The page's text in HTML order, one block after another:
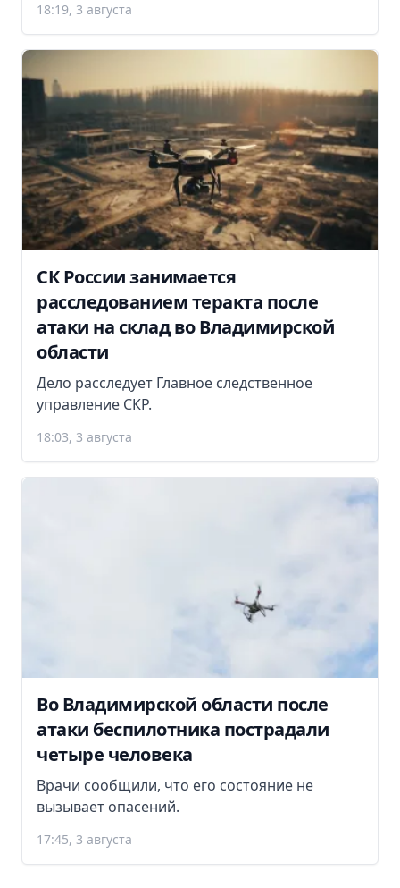
18:19, 3 августа
СК России занимается
расследованием теракта после
атаки на склад во Владимирской
области
Дело расследует Главное следственное
управление СКР.
18:03, 3 августа
Во Владимирской области после
атаки беспилотника пострадали
четыре человека
Врачи сообщили, что его состояние не
вызывает опасений.
17:45, 3 августа